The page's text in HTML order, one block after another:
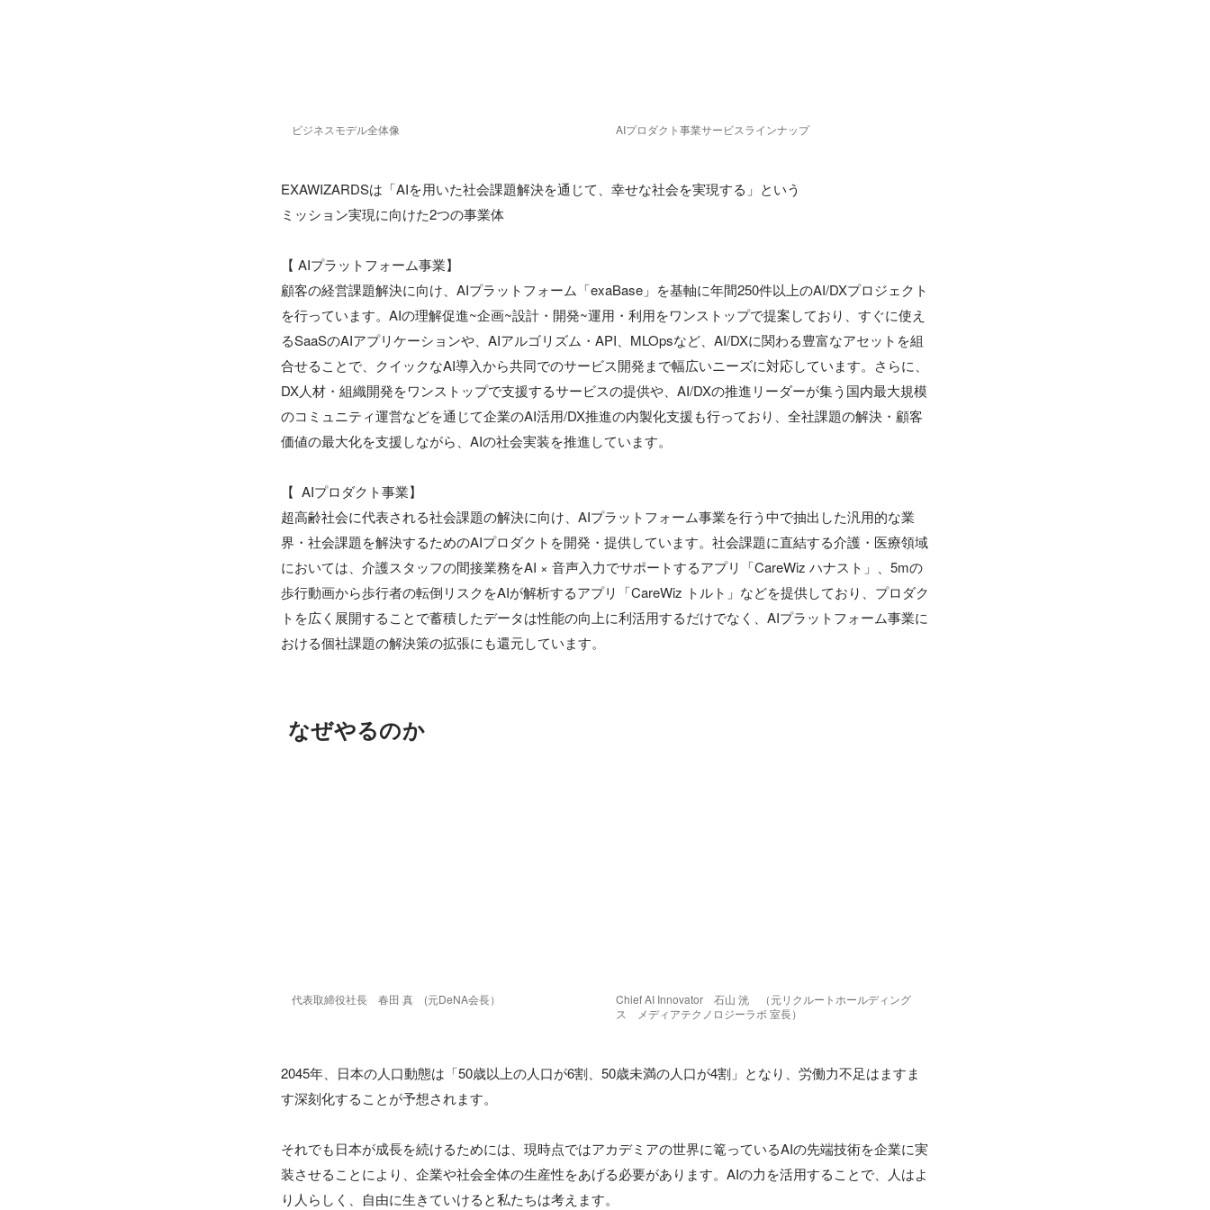
ビジネスモデル全体像 AIプロダクト事業サービスラインナップ
EXAWIZARDSは「AIを用いた社会課題解決を通じて、幸せな社会を実現する」という
ミッション実現に向けた2つの事業体
【 AIプラットフォーム事業】
顧客の経営課題解決に向け、AIプラットフォーム「exaBase」を基軸に年間250件以上のAI/DXプロジェクト
を行っています。AIの理解促進~企画~設計・開発~運用・利用をワンストップで提案しており、すぐに使え
るSaaSのAIアプリケーションや、AIアルゴリズム・API、MLOpsなど、AI/DXに関わる豊富なアセットを組
合せることで、クイックなAI導入から共同でのサービス開発まで幅広いニーズに対応しています。さらに、
DX人材・組織開発をワンストップで支援するサービスの提供や、AI/DXの推進リーダーが集う国内最大規模
のコミュニティ運営などを通じて企業のAI活用/DX推進の内製化支援も行っており、全社課題の解決・顧客
価値の最大化を支援しながら、AIの社会実装を推進しています。
【  AIプロダクト事業】
超高齢社会に代表される社会課題の解決に向け、AIプラットフォーム事業を行う中で抽出した汎用的な業
界・社会課題を解決するためのAIプロダクトを開発・提供しています。社会課題に直結する介護・医療領域
においては、介護スタッフの間接業務をAI × 音声入力でサポートするアプリ「CareWiz ハナスト」、5mの
歩行動画から歩行者の転倒リスクをAIが解析するアプリ「CareWiz トルト」などを提供しており、プロダク
トを広く展開することで蓄積したデータは性能の向上に利活用するだけでなく、AIプラットフォーム事業に
おける個社課題の解決策の拡張にも還元しています。
なぜやるのか
代表取締役社長　春田 真　(元DeNA会長）
Chief AI Innovator　石山 洸　（元リクルートホールディング
ス　メディアテクノロジーラボ 室長）
2045年、日本の人口動態は「50歳以上の人口が6割、50歳未満の人口が4割」となり、労働力不足はますま
す深刻化することが予想されます。
それでも日本が成長を続けるためには、現時点ではアカデミアの世界に篭っているAIの先端技術を企業に実
装させることにより、企業や社会全体の生産性をあげる必要があります。AIの力を活用することで、人はよ
り人らしく、自由に生きていけると私たちは考えます。